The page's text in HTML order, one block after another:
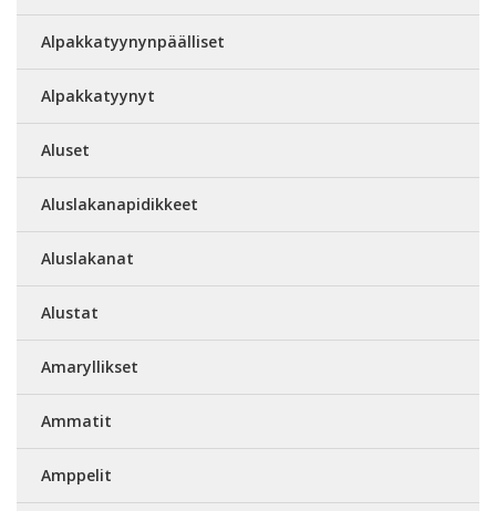
Alpakkatyynynpäälliset
Alpakkatyynyt
Aluset
Aluslakanapidikkeet
Aluslakanat
Alustat
Amaryllikset
Ammatit
Amppelit